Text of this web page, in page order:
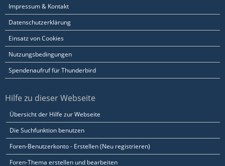
Impressum & Kontakt
Datenschutzerklärung
Einsatz von Cookies
Nutzungsbedingungen
Spendenaufruf für Thunderbird
Hilfe zu dieser Webseite
Übersicht der Hilfe zur Webseite
Die Suchfunktion benutzen
Foren-Benutzerkonto - Erstellen (Neu registrieren)
Foren-Thema erstellen und bearbeiten